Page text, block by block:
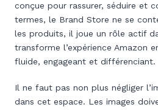
conçue pour rassurer, séduire et
termes, le Brand Store ne se
les produits, il joue un rôle actif
transforme l’expérience Amazon
fluide, engageant et différenciant.
Il ne faut pas non plus négliger
dans cet espace. Les images